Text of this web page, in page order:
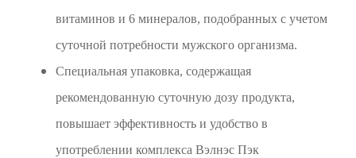
витаминов и 6 минералов, подобранных с учетом
суточной потребности мужского организма.
Специальная упаковка, содержащая
рекомендованную суточную дозу продукта,
повышает эффективность и удобство в
употреблении комплекса Вэлнэс Пэк